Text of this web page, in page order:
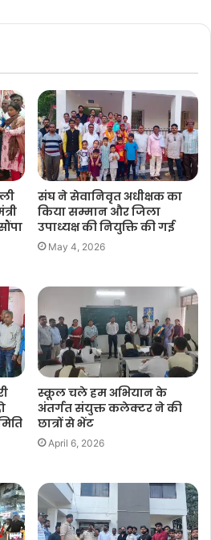
संघ ने सेवानिवृत अधीक्षक का
किया सम्मान और जिला
उपाध्यक्ष की नियुक्ति की गई
May 4, 2026
स्कूल चले हम अभियान के
अंतर्गत संयुक्त कलेक्टर ने की
छात्रों से भेंट
April 6, 2026